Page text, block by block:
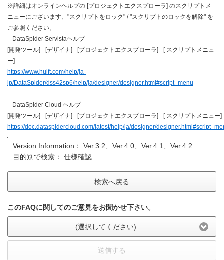
※詳細はオンラインヘルプの [プロジェクトエクスプローラ] のスクリプトメ
ニューにございます、"スクリプトをロック" / "スクリプトのロックを解除" を
ご参照ください。
- DataSpider Servistaヘルプ
[開発ツール] - [デザイナ] - [プロジェクトエクスプローラ] - [ スクリプトメニュ
ー]
https://www.hulft.com/help/ja-
jp/DataSpider/dss42sp6/help/ja/designer/designer.html#script_menu
- DataSpider Cloud ヘルプ
[開発ツール] - [デザイナ] - [プロジェクトエクスプローラ] - [ スクリプトメニュー]
https://doc.dataspidercloud.com/latest/help/ja/designer/
Version Information：
Ver.3.2、Ver.4.0、Ver.4.1、Ver.4.2
目的別で検索：
仕様確認
検索へ戻る
このFAQに関してのご意見をお聞かせ下さい。
(選択してください)
送信する